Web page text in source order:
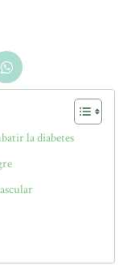
la diabetes